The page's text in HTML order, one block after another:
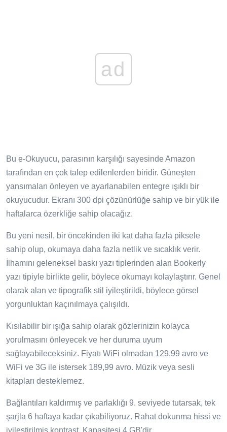
ad
Bu e-Okuyucu, parasının karşılığı sayesinde Amazon
tarafından en çok talep edilenlerden biridir. Güneşten
yansımaları önleyen ve ayarlanabilen entegre ışıklı bir
okuyucudur. Ekranı 300 dpi çözünürlüğe sahip ve bir yük ile
haftalarca özerkliğe sahip olacağız.
Bu yeni nesil, bir öncekinden iki kat daha fazla piksele
sahip olup, okumaya daha fazla netlik ve sıcaklık verir.
İlhamını geleneksel baskı yazı tiplerinden alan Bookerly
yazı tipiyle birlikte gelir, böylece okumayı kolaylaştırır. Genel
olarak alan ve tipografik stil iyileştirildi, böylece görsel
yorgunluktan kaçınılmaya çalışıldı.
Kısılabilir bir ışığa sahip olarak gözlerinizin kolayca
yorulmasını önleyecek ve her duruma uyum
sağlayabileceksiniz. Fiyatı WiFi olmadan 129,99 avro ve
WiFi ve 3G ile istersek 189,99 avro. Müzik veya sesli
kitapları desteklemez.
Bağlantıları kaldırmış ve parlaklığı 9. seviyede tutarsak, tek
şarjla 6 haftaya kadar çıkabiliyoruz. Rahat dokunma hissi ve
iyileştirilmiş kontrast. Kapasitesi 4 GB'dir.